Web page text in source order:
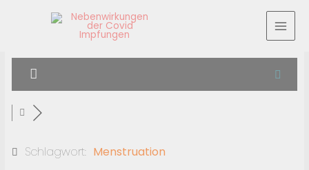
Schlagwort: Menstruation